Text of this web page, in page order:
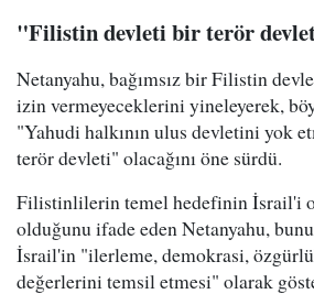
"Filistin devleti bir terör
Netanyahu, bağımsız bir Filistin
izin vermeyeceklerini yineleyerek,
"Yahudi halkının ulus devletini yok
terör devleti" olacağını öne sürdü.
Filistinlilerin temel hedefinin İsrail'i
olduğunu ifade eden Netanyahu,
İsrail'in "ilerleme, demokrasi,
değerlerini temsil etmesi" olarak